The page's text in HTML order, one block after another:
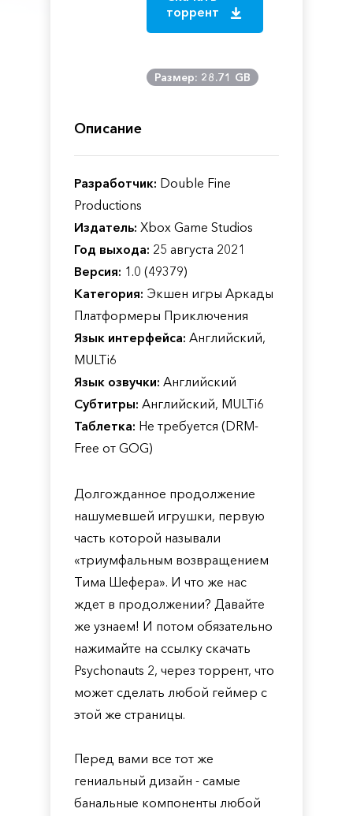
торрент
Размер: 28.71 GB
Описание
Разработчик: Double Fine
Productions
Издатель: Xbox Game Studios
Год выхода: 25 августа 2021
Версия: 1.0 (49379)
Категория: Экшен игры Аркады
Платформеры Приключения
Язык интерфейса: Английский,
MULTi6
Язык озвучки: Английский
Субтитры: Английский, MULTi6
Таблетка: Не требуется (DRM-
Free от GOG)
Долгожданное продолжение
нашумевшей игрушки, первую
часть которой называли
«триумфальным возвращением
Тима Шефера». И что же нас
ждет в продолжении? Давайте
же узнаем! И потом обязательно
нажимайте на ссылку скачать
Psychonauts 2, через торрент, что
может сделать любой геймер с
этой же страницы.
Перед вами все тот же
гениальный дизайн - самые
банальные компоненты любой